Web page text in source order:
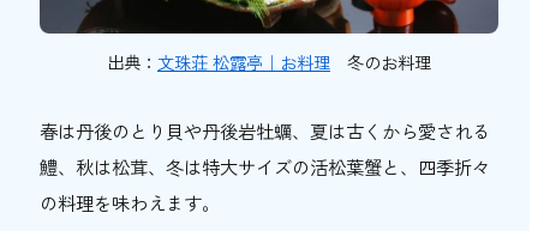
出典： 文珠荘 松露亭｜お料理 冬のお料理
春は丹後のとり貝や丹後岩牡蠣、夏は古くから愛される
鱧、秋は松茸、冬は特大サイズの活松葉蟹と、四季折々
の料理を味わえます。